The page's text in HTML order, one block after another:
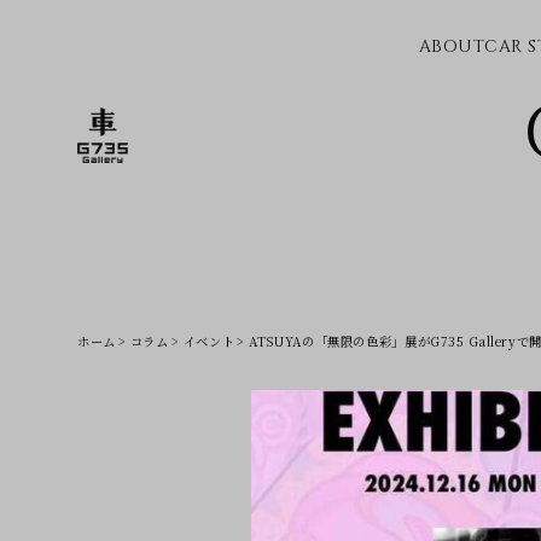
ABOUTCAR
ホーム コラム イベント ATSUYAの「無限の色彩」展がG735 Galleryで